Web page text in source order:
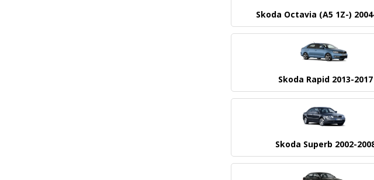
Skoda Octavia (A5 1Z-)
Skoda Rapid 2013-2017
Skoda Superb 2002-